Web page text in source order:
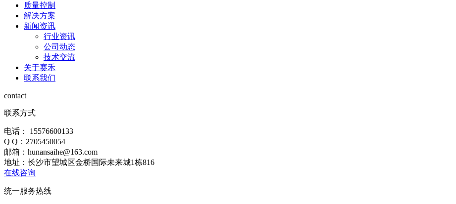
质量控制
解决方案
新闻资讯
行业资讯
公司动态
技术交流
关于赛禾
联系我们
contact
联系方式
电话： 15576600133
Q Q：2705450054
邮箱：hunansaihe@163.com
地址：长沙市望城区金桥国际未来城1栋816
在线咨询
统一服务热线